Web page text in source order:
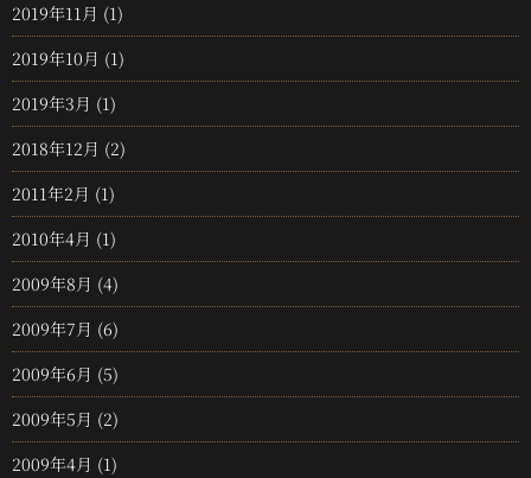
2019年11月 (1)
2019年10月 (1)
2019年3月 (1)
2018年12月 (2)
2011年2月 (1)
2010年4月 (1)
2009年8月 (4)
2009年7月 (6)
2009年6月 (5)
2009年5月 (2)
2009年4月 (1)